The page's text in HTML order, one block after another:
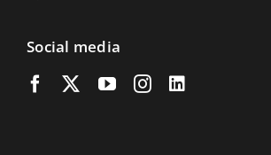
Social media